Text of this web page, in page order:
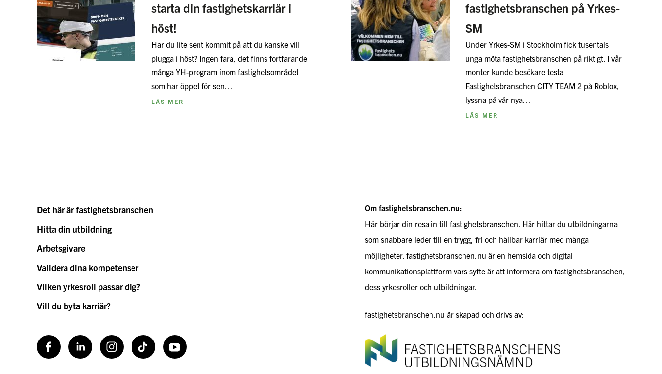
starta din fastighetskarriär i
höst!
Har du lite sent kommit på att du kanske vill
plugga i höst? Ingen fara, det finns fortfarande
många YH-program inom fastighetsområdet
som har öppet för sen…
LÄS MER
fastighetsbranschen på Yrkes-
SM
Under Yrkes-SM i Stockholm fick tusentals
unga möta fastighetsbranschen på riktigt. I vår
monter kunde besökare testa
Fastighetsbranschen CITY TEAM 2 på Roblox,
lyssna på vår nya…
LÄS MER
Det här är fastighetsbranschen
Hitta din utbildning
Arbetsgivare
Validera dina kompetenser
Vilken yrkesroll passar dig?
Vill du byta karriär?
FacebookLinkedInInstagramTikToK Youtube
Om fastighetsbranschen.nu:
Här börjar din resa in till fastighetsbranschen. Här hittar du utbildningarna
som snabbare leder till en trygg, fri och hållbar karriär med många
möjligheter. fastighetsbranschen.nu är en hemsida och digital
kommunikationsplattform vars syfte är att informera om fastighetsbranschen,
dess yrkesroller och utbildningar.
fastighetsbranschen.nu är skapad och drivs av: